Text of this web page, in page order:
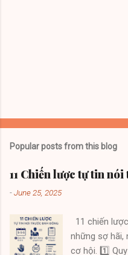
Popular posts from this blog
11 Chiến lược tự tin
-June 25, 2025
11 chiến
những sợ hãi,
cơ hội. 1️⃣